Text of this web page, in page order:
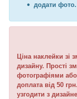
додати фото.
Ціна наклейки зі
дизайну. Прості
фотографіями
доплата від 50
узгодити з